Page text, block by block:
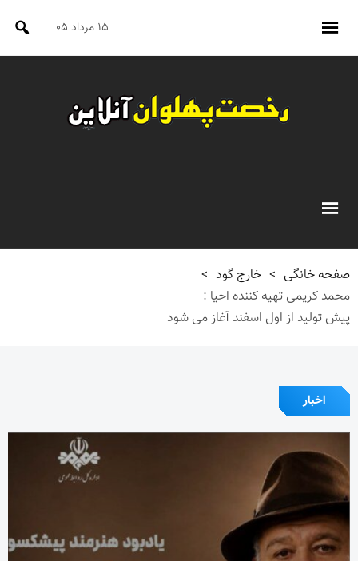
۱۵ مرداد ۰۵
صفحه خانگی > خارج گود >
محمد کریمی تهیه کننده احیا :
پیش تولید از اول اسفند آغاز می شود
اخبار